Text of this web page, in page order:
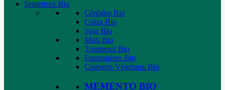
Semences Bio
Céréales Bio
Colza Bio
Soja Bio
Maïs Bio
Tournesol Bio
Fourragères Bio
Couverts Végétaux Bio
MEMENTO BIO